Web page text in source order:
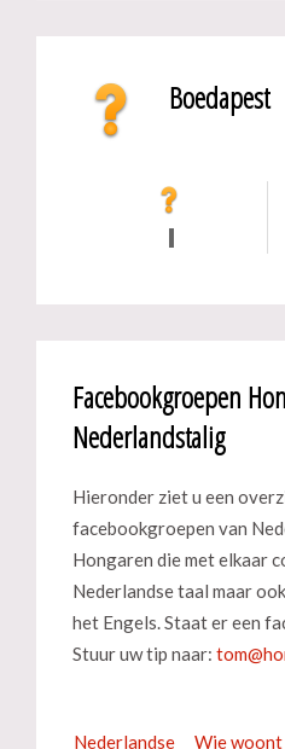
Boedapest
Facebookgroepen
Nederlandstalig
Hieronder ziet u een
facebookgroepen van
Hongaren die met elkaar
Nederlandse taal maar
het Engels. Staat er een
Stuur uw tip naar:
Nederlandse
Wie woont